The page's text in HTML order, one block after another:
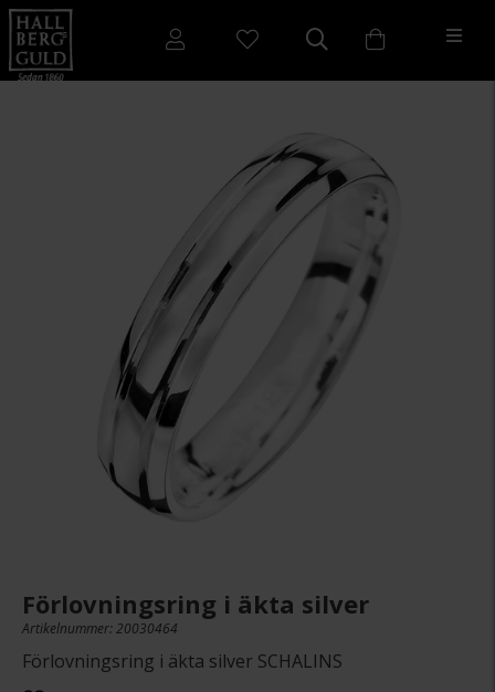
Förlovningsring i äkta silver
Artikelnummer: 20030464
Förlovningsring i äkta silver SCHALINS